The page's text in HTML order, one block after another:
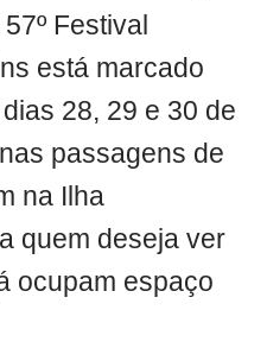
Festival
está marcado
28, 29 e 30 de
passagens de
na Ilha
quem deseja ver
ocupam espaço